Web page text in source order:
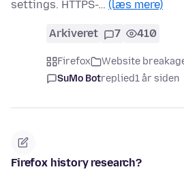
settings. HTTPS-… (læs mere)
Arkiveret 7 410
Firefox Website
SuMo Botreplied1 år siden
Firefox history research?